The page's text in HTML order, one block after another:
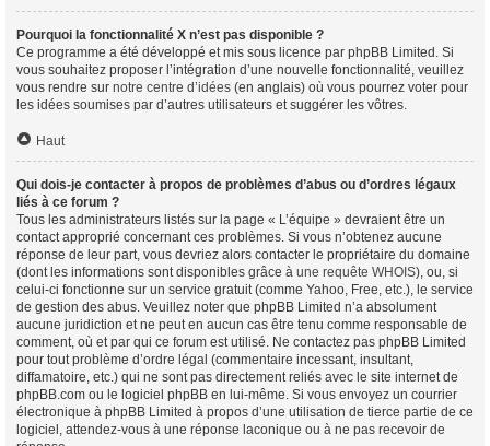
Pourquoi la fonctionnalité X n’est pas disponible ?
Ce programme a été développé et mis sous licence par phpBB Limited. Si
vous souhaitez proposer l’intégration d’une nouvelle fonctionnalité, veuillez
vous rendre sur notre centre d’idées (en anglais) où vous pourrez voter pour
les idées soumises par d’autres utilisateurs et suggérer les vôtres.
Haut
Qui dois-je contacter à propos de problèmes d’abus ou d’ordres légaux
liés à ce forum ?
Tous les administrateurs listés sur la page « L’équipe » devraient être un
contact approprié concernant ces problèmes. Si vous n’obtenez aucune
réponse de leur part, vous devriez alors contacter le propriétaire du domaine
(dont les informations sont disponibles grâce à une requête WHOIS), ou, si
celui-ci fonctionne sur un service gratuit (comme Yahoo, Free, etc.), le service
de gestion des abus. Veuillez noter que phpBB Limited n’a absolument
aucune juridiction et ne peut en aucun cas être tenu comme responsable de
comment, où et par qui ce forum est utilisé. Ne contactez pas phpBB Limited
pour tout problème d’ordre légal (commentaire incessant, insultant,
diffamatoire, etc.) qui ne sont pas directement reliés avec le site internet de
phpBB.com ou le logiciel phpBB en lui-même. Si vous envoyez un courrier
électronique à phpBB Limited à propos d’une utilisation de tierce partie de ce
logiciel, attendez-vous à une réponse laconique ou à ne pas recevoir de